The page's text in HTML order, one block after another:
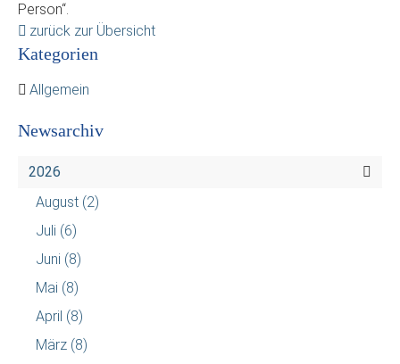
Person“.
zurück zur Übersicht
Kategorien
Allgemein
Newsarchiv
2026
August (2)
Juli (6)
Juni (8)
Mai (8)
April (8)
März (8)